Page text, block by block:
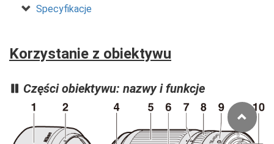
Specyfikacje
Korzystanie z obiektywu
Części obiektywu: nazwy i funkcje